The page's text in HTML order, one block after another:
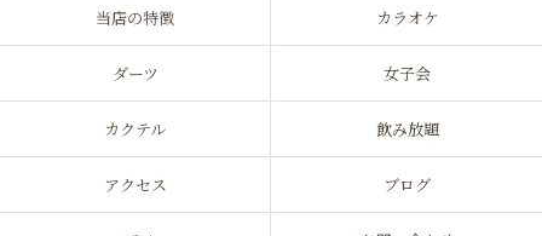
当店の特徴 カラオケ
ダーツ 女子会
カクテル 飲み放題
アクセス ブログ